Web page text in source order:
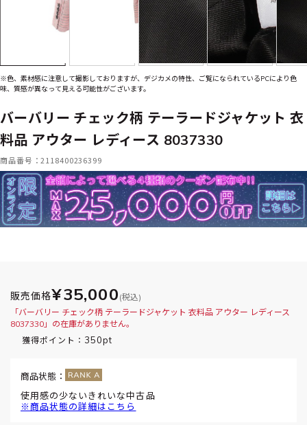
※色、素材感に注意して撮影しておりますが、デジカメの特性、ご覧になられているPCにより色
味、質感が異なって見える可能性がございます。
バーバリー チェック柄 テーラードジャケット 衣
料品 アウター レディース 8037330
商品番号：2118400236399
販売価格¥35,000 (税込)
「バーバリー チェック柄 テーラードジャケット 衣料品 アウター レディース
8037330」の在庫がありません。
獲得ポイント： 350pt
商品状態：
使用感の少ないきれいな中古品
※商品状態の詳細はこちら